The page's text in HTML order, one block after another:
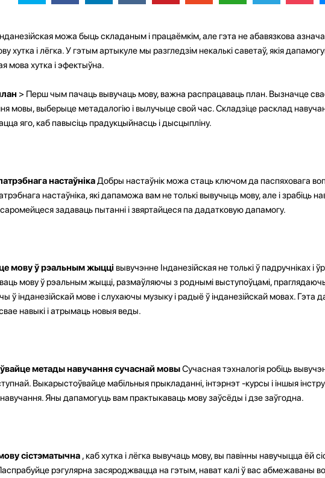
можа быць складаным і працаёмкім, але гэта не абавязкова
хутка і лёгка. У гэтым артыкуле мы разгледзім некалькі саветаў, якія
мова хутка і эфектыўна.
> Перш чым пачаць вывучаць мову, важна распрацаваць план. Вызначце
мовы, выберыце метадалогію і вылучыце свой час. Складзіце расклад
яго, каб павысіць прадукцыйнасць і дысцыпліну.
настаўнікаДобры настаўнік можа стаць ключом да паспяховага
настаўніка, які дапаможа вам не толькі вывучыць мову, але і зрабіць
задаваць пытанні і звяртайцеся па дадатковую дапамогу.
мову ў рэальным жыцці вывучэнне Інданезійская не толькі ў падручніках і
мову ў рэальным жыцці, размаўляючы з роднымі выступоўцамі,
ў інданезійскай мове і слухаючы музыку і радыё ў інданезійскай мовах. Гэта
навыкі і атрымаць новыя веды.
метады навучання сучаснай мовыСучасная тэхналогія робіць
Выкарыстоўвайце мабільныя прыкладанні, інтэрнэт -курсы і іншыя
Яны дапамогуць вам практыкаваць мову заўсёды і дзе заўгодна.
сістэматычна , каб хутка і лёгка вывучаць мову, вы павінны навучыцца ёй
рэгулярна засяроджвацца на гэтым, нават калі ў вас абмежаваны